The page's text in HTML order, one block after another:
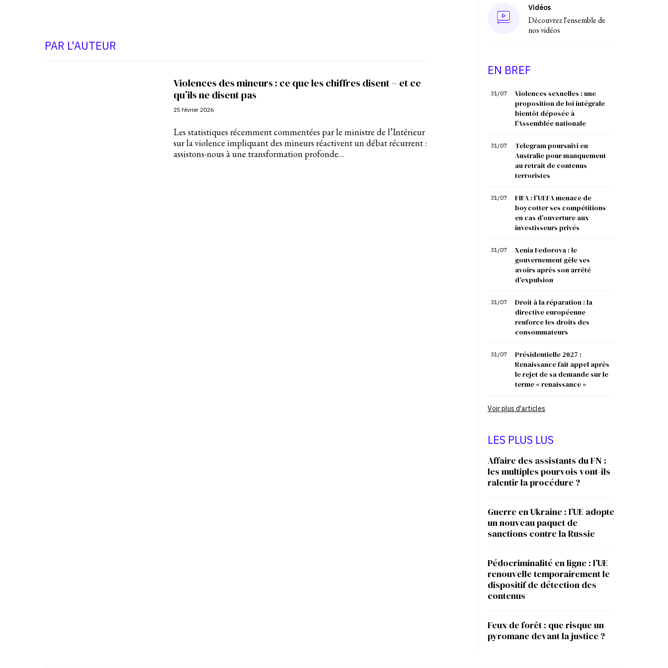
PAR L'AUTEUR
Violences des mineurs : ce que les chiffres disent – et ce
qu’ils ne disent pas
25 février 2026
Les statistiques récemment commentées par le ministre de l’Intérieur
sur la violence impliquant des mineurs réactivent un débat récurrent :
assistons-nous à une transformation profonde…
Vidéos
Découvrez l'ensemble de
nos vidéos
EN BREF
31/07
Violences sexuelles : une
proposition de loi intégrale
bientôt déposée à
l’Assemblée nationale
31/07
Telegram poursuivi en
Australie pour manquement
au retrait de contenus
terroristes
31/07
FIFA : l’UEFA menace de
boycotter ses compétitions
en cas d’ouverture aux
investisseurs privés
31/07
Xenia Fedorova : le
gouvernement gèle ses
avoirs après son arrêté
d’expulsion
31/07
Droit à la réparation : la
directive européenne
renforce les droits des
consommateurs
31/07
Présidentielle 2027 :
Renaissance fait appel après
le rejet de sa demande sur le
terme « renaissance »
Voir plus d'articles
LES PLUS LUS
Affaire des assistants du FN :
les multiples pourvois vont-ils
ralentir la procédure ?
Guerre en Ukraine : l’UE adopte
un nouveau paquet de
sanctions contre la Russie
Pédocriminalité en ligne : l’UE
renouvelle temporairement le
dispositif de détection des
contenus
Feux de forêt : que risque un
pyromane devant la justice ?